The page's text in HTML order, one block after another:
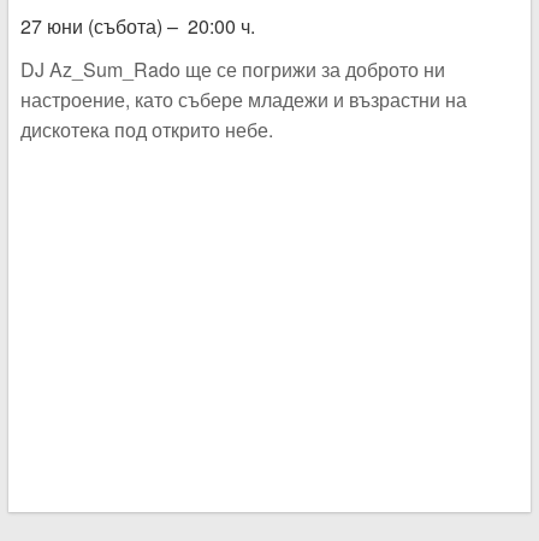
27 юни (събота) – 20:00 ч.
DJ Az_Sum_Rado ще се погрижи за доброто ни
настроение, като събере младежи и възрастни на
дискотека под открито небе.